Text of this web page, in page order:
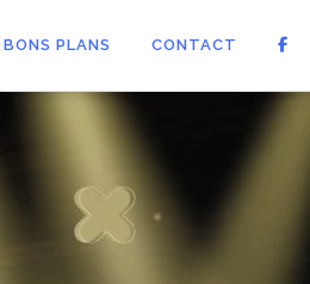
BONS PLANS CONTACT